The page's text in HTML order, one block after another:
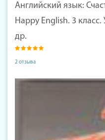
Английский язык:
Happy English. 3
др.
2 отзыва